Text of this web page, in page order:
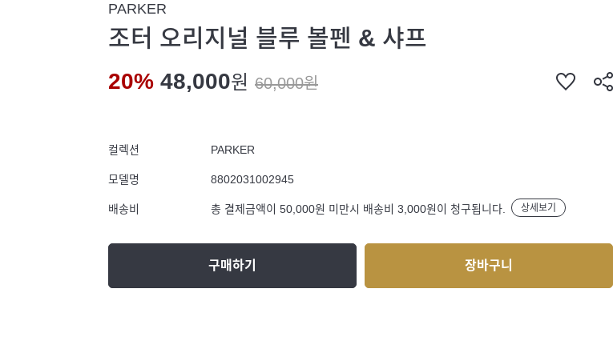
PARKER
조터 오리지널 블루 볼펜 & 샤프
20% 48,000원 60,000원
컬렉션 PARKER
모델명 8802031002945
배송비 총 결제금액이 50,000원 미만시 배송비 3,000원이 청구됩니다. 상세보기
구매하기 장바구니